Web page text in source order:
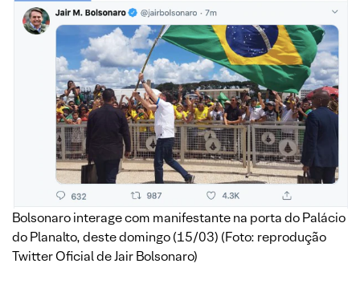
Bolsonaro interage com manifestante na porta do Palácio
do Planalto, deste domingo (15/03) (Foto: reprodução
Twitter Oficial de Jair Bolsonaro)